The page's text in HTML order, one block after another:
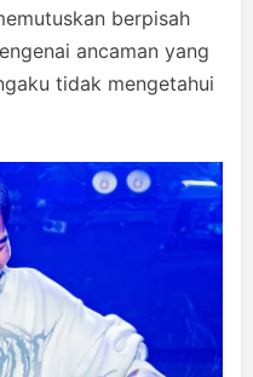
berpisah
ancaman yang
tidak mengetahui